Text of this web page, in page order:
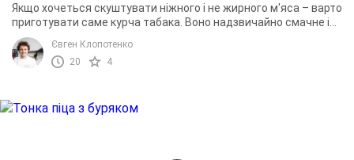
Якщо хочеться скуштувати ніжного і не жирного м'яса – варто
приготувати саме курча табака. Воно надзвичайно смачне і
дієтичне. Особливо якщо ...
Євген Клопотенко
20
4